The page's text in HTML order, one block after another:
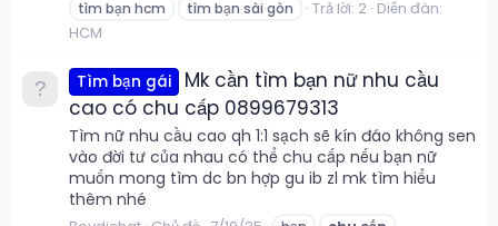
tìm bạn hcm
tìm bạn sài gòn Trả lời: 2 Diễn đàn:
HCM
Tìm bạn gái
Mk cần tìm bạn nữ nhu cầu
cao có chu cấp 0899679313
Tìm nữ nhu cầu cao qh 1:1 sạch sẽ kín đáo không sen
vào đời tư của nhau có thể chu cấp nếu bạn nữ
muốn mong tìm dc bn hợp gu ib zl mk tìm hiểu
thêm nhé